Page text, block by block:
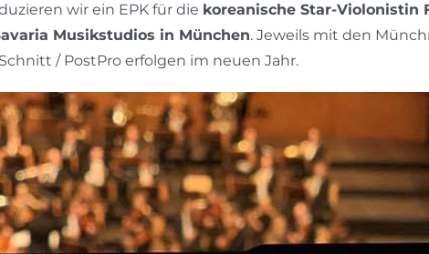
wir ein EPK für die koreanische Star-Violonistin
Musikstudios in München. Jeweils mit den
/ PostPro erfolgen im neuen Jahr.